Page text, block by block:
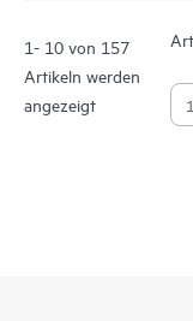
1- 10 von 157
Artikeln werden
angezeigt